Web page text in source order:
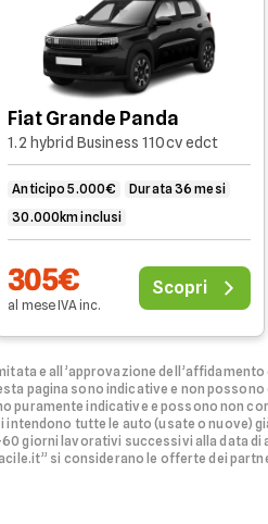
Fiat Grande Panda
1.2 hybrid Business 110cv edct
Anticipo 5.000€
Durata 36 mesi
30.000km inclusi
305€
al meseIVAinc.
Scopri
e all’approvazione dell’affidamento
pagina sono indicative e non
puramente indicative e possono non
intendono tutte le auto (usate o nuove)
giorni lavorativi successivi alla data
si considerano le offerte dei